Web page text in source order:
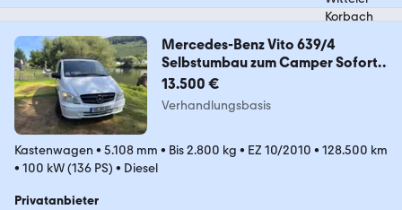
Mercedes-Benz Vito 639/4
Selbstumbau zum Camper Sofort
verfügb
13.500 €
Verhandlungsbasis
Kastenwagen • 5.108 mm • Bis 2.800 kg • EZ 10/2010 • 128.500 km
• 100 kW (136 PS) • Diesel
Privatanbieter